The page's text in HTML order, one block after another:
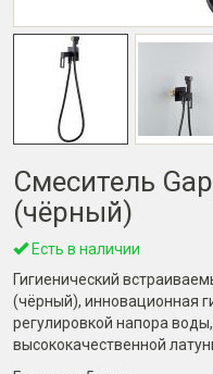
Смеситель
(чёрный)
Есть в наличии
Гигиенический
(чёрный), инновационная
регулировкой напора
высококачественной